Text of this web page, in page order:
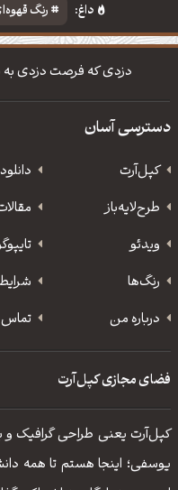
داغ: رنگ
دانلود والپیپر
دزدی که فرصت دزدی به
دسترسی آسان
کپل‌آرت
طرح‌لایه‌باز
ویدئو
رنگ‌ها
درباره من
فضای مجازی کپل‌آرت
کپل‌آرت یعنی طراحی گرافیک
یوسفی؛ اینجا هستم تا همه